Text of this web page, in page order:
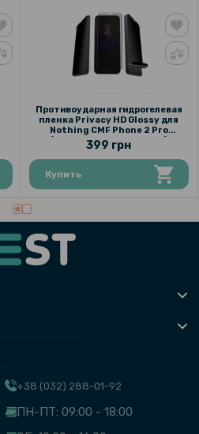
Противоударная гидрогелевая
пленка Privacy HD Glossy для
Nothing CMF Phone 2 Pro
(Антишпион, глянцевая)
399 грн
Купить
+38 (032) 288-01-92
ПН-ПТ: 09:00 - 18:00